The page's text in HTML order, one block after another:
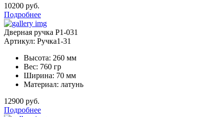
10200 руб.
Подробнее
Дверная ручка Р1-031
Артикул: Ручка1-31
Высота: 260 мм
Вес: 760 гр
Ширина: 70 мм
Материал: латунь
12900 руб.
Подробнее